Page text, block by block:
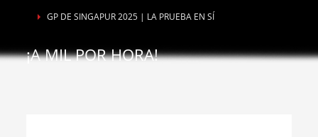
GP DE SINGAPUR 2025 | LA PRUEBA EN SÍ
¡A MIL POR HORA!